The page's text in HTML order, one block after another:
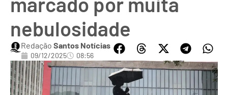
nebulosidade
Redação Santos Notícias
09/12/2025 08:56